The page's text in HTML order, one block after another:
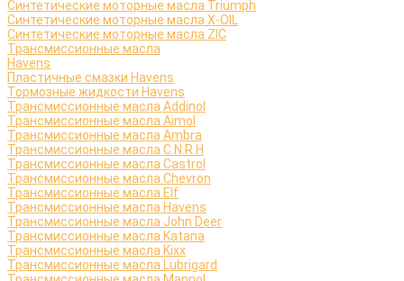
Синтетические моторные масла Triumph
Синтетические моторные масла X-OIL
Синтетические моторные масла ZIC
Трансмиссионные масла
Havens
Пластичные смазки Havens
Тормозные жидкости Havens
Трансмиссионные масла Addinol
Трансмиссионные масла Aimol
Трансмиссионные масла Ambra
Трансмиссионные масла C.N.R.H
Трансмиссионные масла Castrol
Трансмиссионные масла Chevron
Трансмиссионные масла Elf
Трансмиссионные масла Havens
Трансмиссионные масла John Deer
Трансмиссионные масла Katana
Трансмиссионные масла Kixx
Трансмиссионные масла Lubrigard